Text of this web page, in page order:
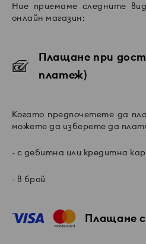
Ние приемаме следните
онлайн магазин:
Плащане при
платеж)
Когато предпочетете да
можете да изберете да
- с дебитна или кредитна
- в брой
Плащане